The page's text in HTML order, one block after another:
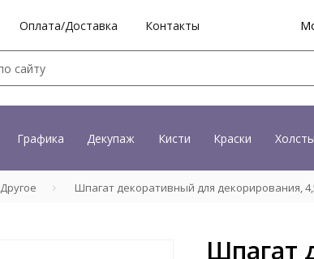
Оплата/Доставка Контакты
Графика Декупаж Кисти Краски Холсты
Другое Шпагат декоративный для декорирования,
Шпагат